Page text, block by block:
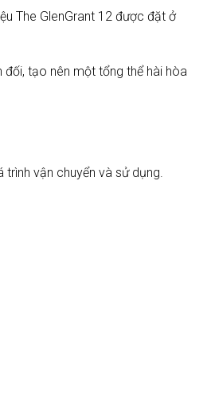
The GlenGrant 12 được đặt ở
tạo nên một tổng thể hài hòa
vận chuyển và sử dụng.